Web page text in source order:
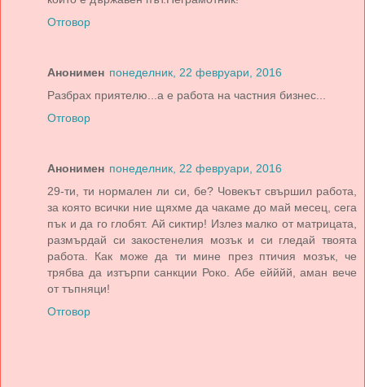
Отговор
Анонимен понеделник, 22 февруари, 2016
Разбрах приятелю...а е работа на частния бизнес...
Отговор
Анонимен понеделник, 22 февруари, 2016
29-ти, ти нормален ли си, бе? Човекът свършил работа,
за която всички ние щяхме да чакаме до май месец, сега
пък и да го глобят. Ай сиктир! Излез малко от матрицата,
размърдай си закостенелия мозък и си гледай твоята
работа. Как може да ти мине през птичия мозък, че
трябва да изтърпи санкции Роко. Абе ейййй, аман вече
от тъпняци!
Отговор